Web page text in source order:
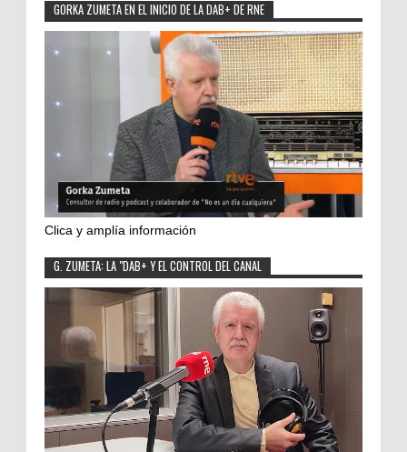
GORKA ZUMETA EN EL INICIO DE LA DAB+ DE RNE
Clica y amplía información
G. ZUMETA: LA "DAB+ Y EL CONTROL DEL CANAL